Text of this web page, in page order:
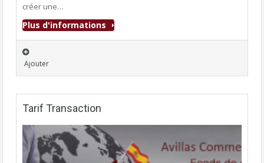
créer une…
Plus d'informations
Ajouter
Tarif Transaction